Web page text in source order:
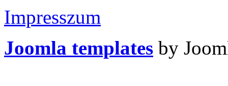
Impresszum
Joomla templates by